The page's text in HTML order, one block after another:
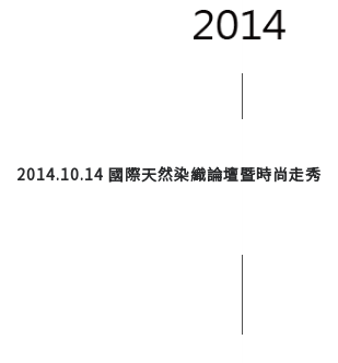
2014.10.14 國際天然染織論壇暨時尚走秀